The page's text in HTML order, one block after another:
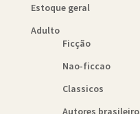
Estoque geral
Adulto
Ficção
Nao-ficcao
Classicos
Autores